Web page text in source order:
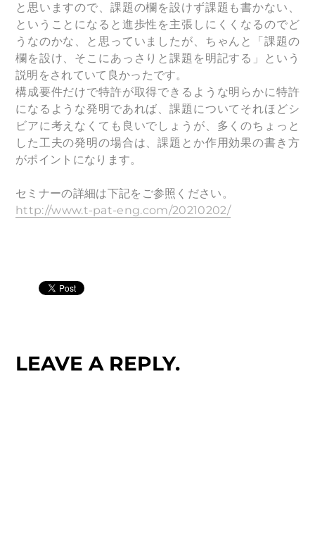
と思いますので、課題の欄を設けず課題も書かない、
ということになると進歩性を主張しにくくなるのでど
うなのかな、と思っていましたが、ちゃんと「課題の
欄を設け、そこにあっさりと課題を明記する」という
説明をされていて良かったです。
構成要件だけで特許が取得できるような明らかに特許
になるような発明であれば、課題についてそれほどシ
ビアに考えなくても良いでしょうが、多くのちょっと
した工夫の発明の場合は、課題とか作用効果の書き方
がポイントになります。
セミナーの詳細は下記をご参照ください。
http://www.t-pat-eng.com/20210202/
LEAVE A REPLY.